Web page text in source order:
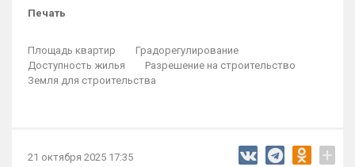
Печать
Площадь квартир
Градорегулирование
Доступность жилья
Разрешение на строительство
Земля для строительства
21 октября 2025 17:35 +